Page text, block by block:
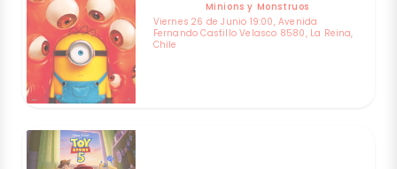
Minions y Monstruos
Viernes 26 de Junio 19:00, Avenida
Fernando Castillo Velasco 8580, La Reina,
Chile